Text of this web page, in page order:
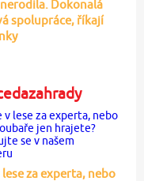
Dokonalá
spolupráce, říkají
za experta, nebo